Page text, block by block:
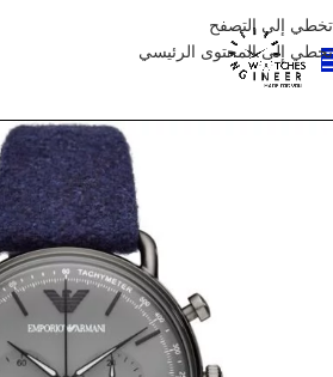
تخطي إلى التصفح
تخطي إلى المحتوى الرئيسي